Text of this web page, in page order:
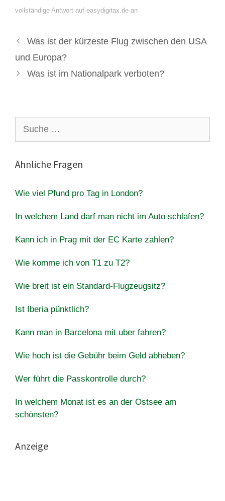
vollständige Antwort auf easydigitax.de an
Was ist der kürzeste Flug zwischen den USA
und Europa?
Was ist im Nationalpark verboten?
nach:
Ähnliche Fragen
Wie viel Pfund pro Tag in London?
In welchem Land darf man nicht im Auto schlafen?
Kann ich in Prag mit der EC Karte zahlen?
Wie komme ich von T1 zu T2?
Wie breit ist ein Standard-Flugzeugsitz?
Ist Iberia pünktlich?
Kann man in Barcelona mit uber fahren?
Wie hoch ist die Gebühr beim Geld abheben?
Wer führt die Passkontrolle durch?
In welchem Monat ist es an der Ostsee am
schönsten?
Anzeige